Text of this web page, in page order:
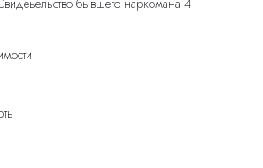
бывшего наркомана 4